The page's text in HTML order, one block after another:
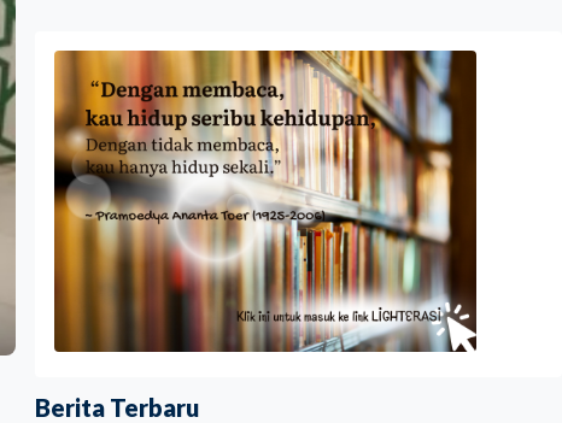
Berita Terbaru